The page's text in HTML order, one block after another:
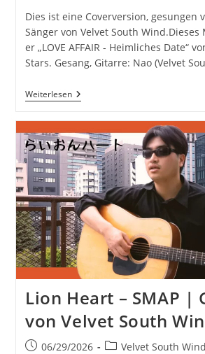
Dies ist eine Coverversion, gesungen
Sänger von Velvet South
er „LOVE AFFAIR - Heimliches Date“
Stars. Gesang, Gitarre: Nao (Velvet
WeiterlesenLOVE
AFFAIR
Date
–
Southern
All
Stars
|
Covered
By
Velvet
South
Wind
Lion Heart – SMAP |
von Velvet South
Beitrag06/29/2026
Beitrags-
Velvet South